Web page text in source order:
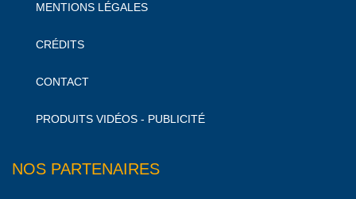
MENTIONS LÉGALES
CRÉDITS
CONTACT
PRODUITS VIDÉOS - PUBLICITÉ
NOS PARTENAIRES